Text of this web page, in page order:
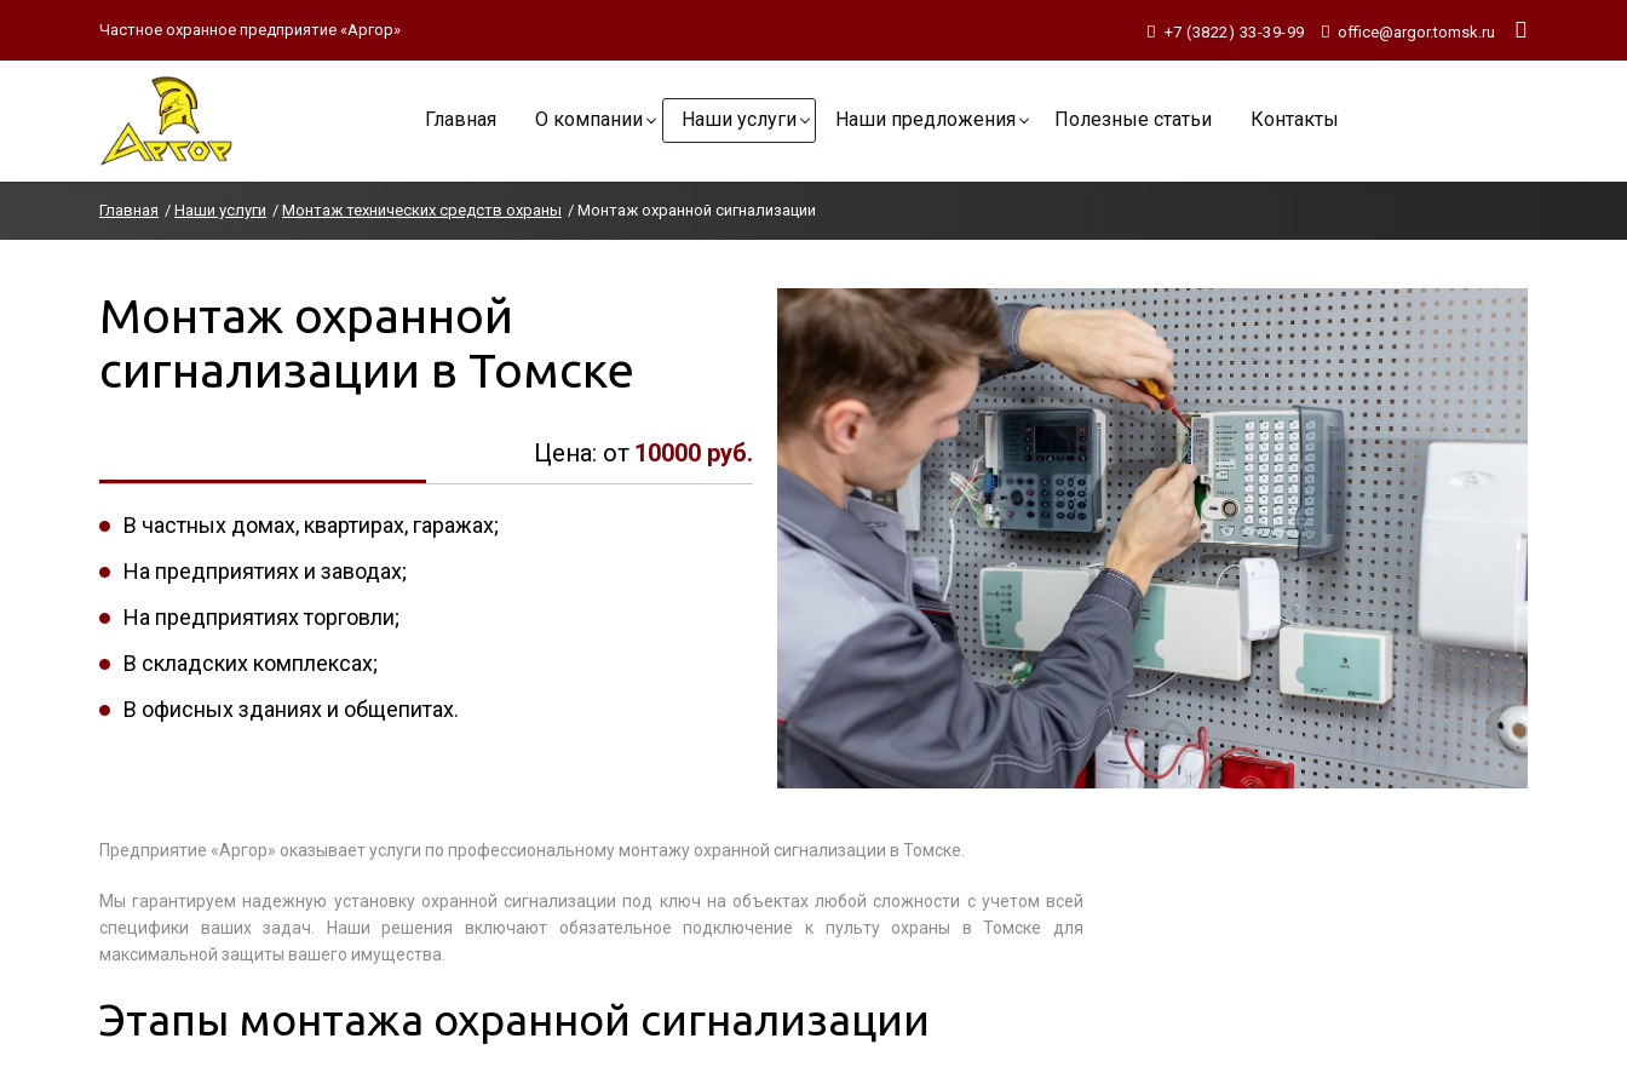
Частное охранное предприятие «Аргор» +7 (3822) 33-39-99 office@argor.tomsk.ru
Главная О компании Наши услуги Наши предложения Полезные статьи Контакты
Главная Наши услуги Монтаж технических средств охраны Монтаж охранной сигнализации
Монтаж охранной
сигнализации в Томске
Цена: от 10000 руб.
В частных домах, квартирах, гаражах;
На предприятиях и заводах;
На предприятиях торговли;
В складских комплексах;
В офисных зданиях и общепитах.
Предприятие «Аргор» оказывает услуги по профессиональному монтажу охранной сигнализации в Томске.
Мы гарантируем надежную установку охранной сигнализации под ключ на объектах любой сложности с учетом всей
специфики ваших задач. Наши решения включают обязательное подключение к пульту охраны в Томске для
максимальной защиты вашего имущества.
Этапы монтажа охранной сигнализации